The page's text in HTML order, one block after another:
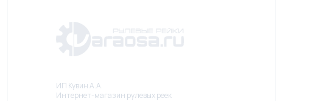
ИП Кувин А.А.
Интернет-магазин рулевых реек